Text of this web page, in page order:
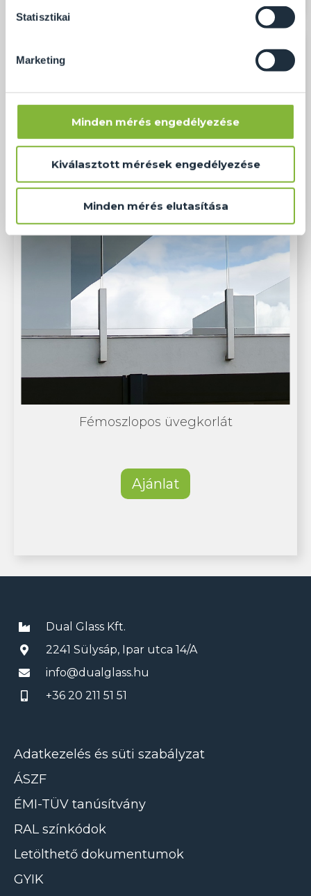
Statisztikai
Marketing
Minden mérés engedélyezése
Kiválasztott mérések engedélyezése
Minden mérés elutasítása
Fémoszlopos üvegkorlát
Ajánlat
Dual Glass Kft.
2241 Sülysáp, Ipar utca 14/A
info@dualglass.hu
+36 20 211 51 51
Adatkezelés és süti szabályzat
ÁSZF
ÉMI-TÜV tanúsítvány
RAL színkódok
Letölthető dokumentumok
GYIK